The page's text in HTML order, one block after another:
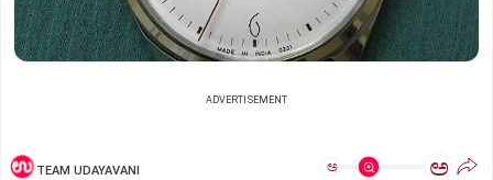
ADVERTISEMENT
TEAM UDAYAVANI ಅ ಅ